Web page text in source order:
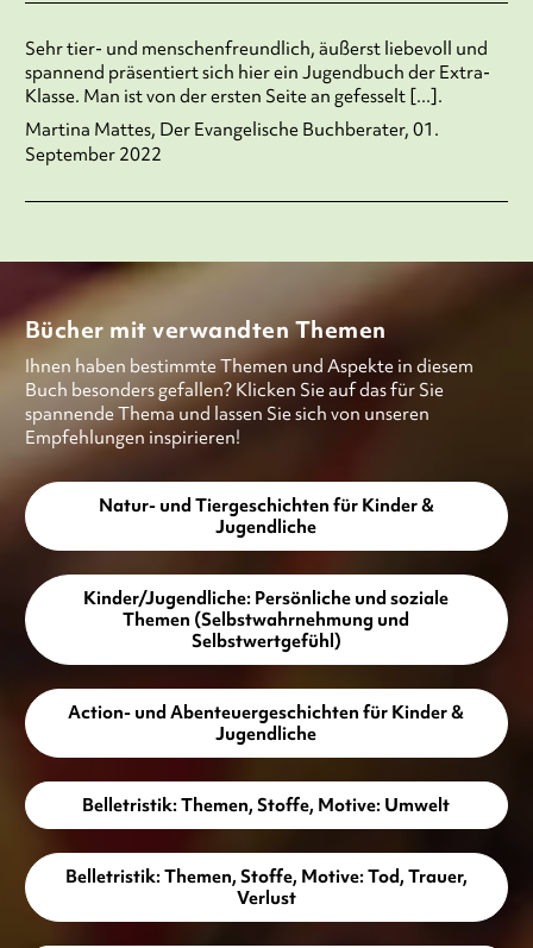
Sehr tier- und menschenfreundlich, äußerst liebevoll und
spannend präsentiert sich hier ein Jugendbuch der Extra-
Klasse. Man ist von der ersten Seite an gefesselt [...].
Martina Mattes, Der Evangelische Buchberater, 01.
September 2022
Bücher mit verwandten Themen
Ihnen haben bestimmte Themen und Aspekte in diesem
Buch besonders gefallen? Klicken Sie auf das für Sie
spannende Thema und lassen Sie sich von unseren
Empfehlungen inspirieren!
Natur- und Tiergeschichten für Kinder &
Jugendliche
Kinder/Jugendliche: Persönliche und soziale
Themen (Selbstwahrnehmung und
Selbstwertgefühl)
Action- und Abenteuergeschichten für Kinder &
Jugendliche
Belletristik: Themen, Stoffe, Motive: Umwelt
Belletristik: Themen, Stoffe, Motive: Tod, Trauer,
Verlust